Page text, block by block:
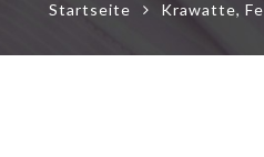
Startseite Krawatte,